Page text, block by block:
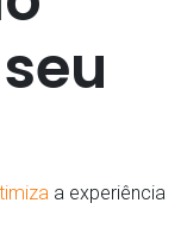
a experiência